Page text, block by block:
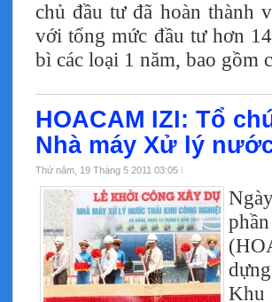
chủ đầu tư đã hoàn thành
với tổng mức đầu tư hơn
bì các loại 1 năm, bao gồm
HOACAM IZI: Tổ
Nhà máy Xử lý
Thứ năm, 19 Tháng 5 2011 03:05
Khu